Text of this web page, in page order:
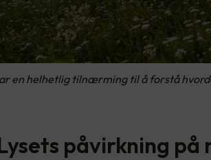
en helhetlig tilnærming til å forstå
påvirkning på